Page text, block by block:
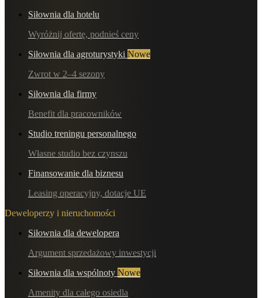
Siłownia dla hotelu
Wyróżnij ofertę, podnieś ceny
Siłownia dla agroturystyki Nowe
Zwrot w 2–4 sezony
Siłownia dla firmy
Benefit dla pracowników
Studio treningu personalnego
Własne studio bez czynszu
Finansowanie dla biznesu
Leasing operacyjny, dotacje UE
Deweloperzy i nieruchomości
Siłownia dla dewelopera
Argument sprzedażowy inwestycji
Siłownia dla wspólnoty Nowe
Amenity dla całego osiedla